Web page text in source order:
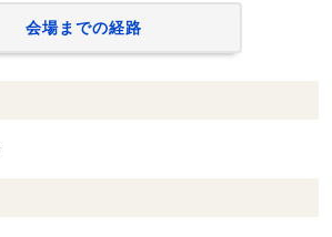
会場までの経路